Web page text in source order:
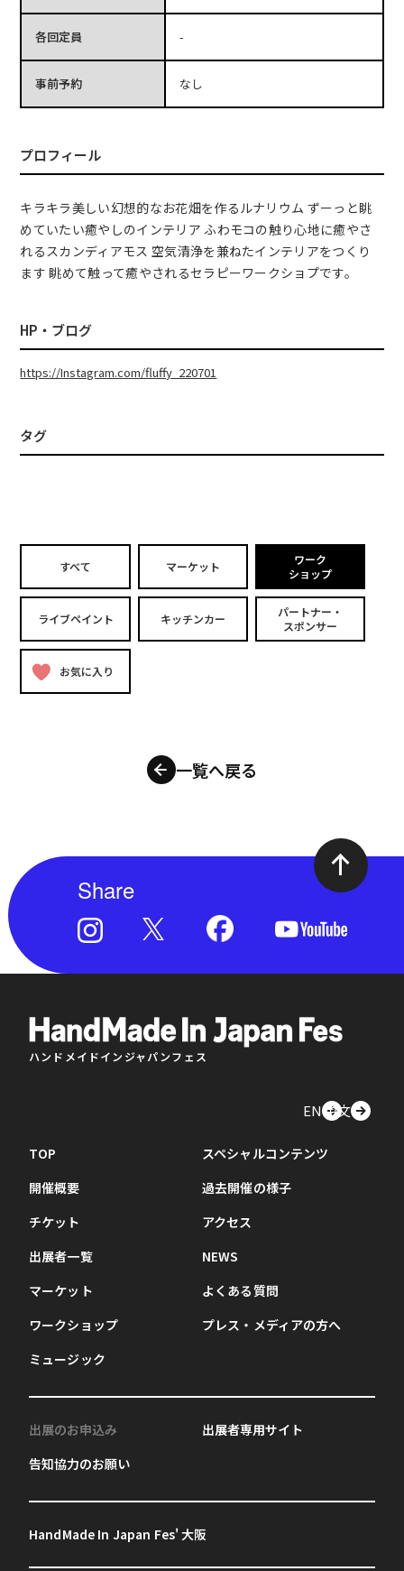
各回定員 -
事前予約 なし
プロフィール
キラキラ美しい幻想的なお花畑を作るルナリウム ずーっと眺
めていたい癒やしのインテリア ふわモコの触り心地に癒やさ
れるスカンディアモス 空気清浄を兼ねたインテリアをつくり
ます 眺めて触って癒やされるセラピーワークショプです。
HP・ブログ
https://Instagram.com/fluffy_220701
タグ
すべて マーケット
ワーク
ショップ
ライブペイント キッチンカー
パートナー・
スポンサー
お気に入り
一覧へ戻る
Share
ハンドメイドインジャパンフェス
EN中文
TOP
開催概要
チケット
出展者一覧
マーケット
ワークショップ
ミュージック
スペシャルコンテンツ
過去開催の様子
アクセス
NEWS
よくある質問
プレス・メディアの方へ
出展のお申込み
告知協力のお願い
出展者専用サイト
HandMade In Japan Fes' 大阪